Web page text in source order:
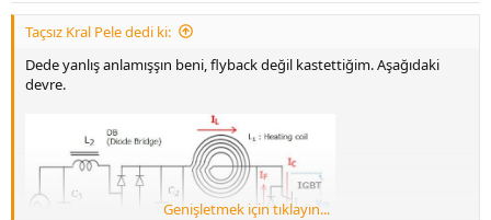
Taçsız Kral Pele dedi ki:
Dede yanlış anlamışşın beni, flyback değil kastettiğim. Aşağıdaki
devre.
Genişletmek için tıklayın...